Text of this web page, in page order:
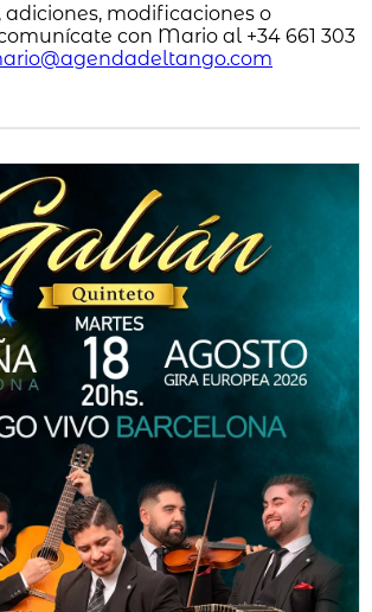
adiciones, modificaciones o
con Mario al +34 661 303